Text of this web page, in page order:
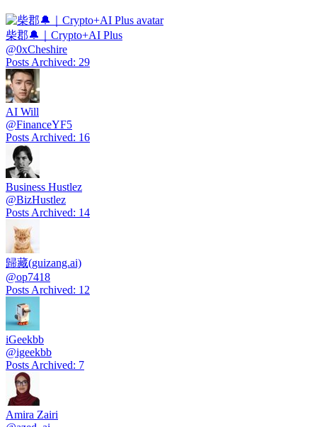
柴郡🔔｜Crypto+AI Plus
@0xCheshire
Posts Archived: 29
AI Will
@FinanceYF5
Posts Archived: 16
Business Hustlez
@BizHustlez
Posts Archived: 14
歸藏(guizang.ai)
@op7418
Posts Archived: 12
iGeekbb
@igeekbb
Posts Archived: 7
Amira Zairi